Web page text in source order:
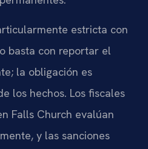
estricta con
basta con reportar el
la obligación es
los hechos. Los fiscales
Falls Church evalúan
y las sanciones